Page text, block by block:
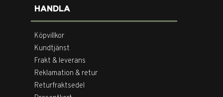
HANDLA
Köpvillkor
Kundtjänst
Frakt & leverans
Reklamation & retur
Returfraktsedel